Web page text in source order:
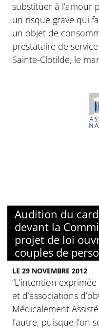
substituer à l’amour
un risque grave qui
un objet de
prestataire de
Sainte-Clotilde, le
Audition du
devant la
projet de loi
couples de
LE 29 NOVEMBRE 2012
“L’intention
et d’associations
Médicalement
l’autre, puisque l’on